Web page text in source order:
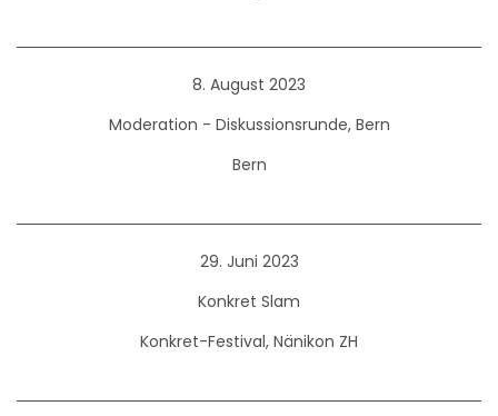
8. August 2023
Moderation - Diskussionsrunde, Bern
Bern
29. Juni 2023
Konkret Slam
Konkret-Festival, Nänikon ZH